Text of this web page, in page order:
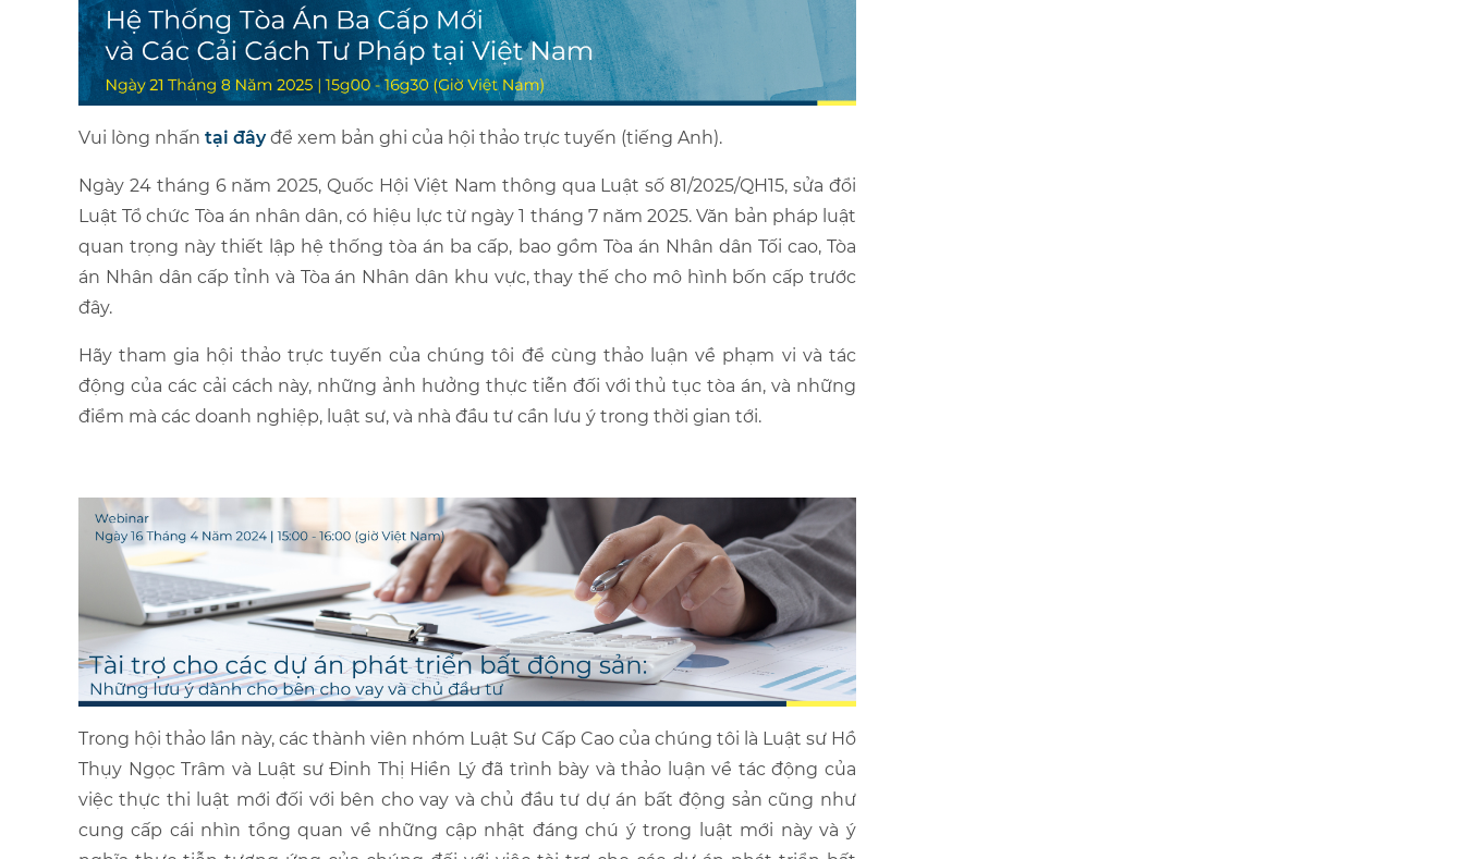
Vui lòng nhấn tại đây để xem bản ghi của hội thảo trực tuyến (tiếng Anh).
Ngày 24 tháng 6 năm 2025, Quốc Hội Việt Nam thông qua Luật số 81/2025/QH15, sửa đổi
Luật Tổ chức Tòa án nhân dân, có hiệu lực từ ngày 1 tháng 7 năm 2025. Văn bản pháp luật
quan trọng này thiết lập hệ thống tòa án ba cấp, bao gồm Tòa án Nhân dân Tối cao, Tòa
án Nhân dân cấp tỉnh và Tòa án Nhân dân khu vực, thay thế cho mô hình bốn cấp trước
đây.
Hãy tham gia hội thảo trực tuyến của chúng tôi để cùng thảo luận về phạm vi và tác
động của các cải cách này, những ảnh hưởng thực tiễn đối với thủ tục tòa án, và những
điểm mà các doanh nghiệp, luật sư, và nhà đầu tư cần lưu ý trong thời gian tới.
Trong hội thảo lần này, các thành viên nhóm Luật Sư Cấp Cao của chúng tôi là Luật sư Hồ
Thụy Ngọc Trâm và Luật sưĐinh Thị Hiền Lýđã trình bày và thảo luận về tác động của
việc thực thi luật mới đối với bên cho vay và chủ đầu tư dự án bất động sản cũng như
cung cấp cái nhìn tổng quan về những cập nhật đáng chú ý trong luật mới này và ý